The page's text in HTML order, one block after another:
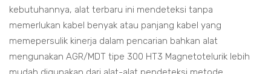
kebutuhannya, alat terbaru ini mendeteksi tanpa
memerlukan kabel benyak atau panjang kabel yang
memepersulik kinerja dalam pencarian bahkan alat
mengunakan AGR/MDT tipe 300 HT3 Magnetotelurik lebih